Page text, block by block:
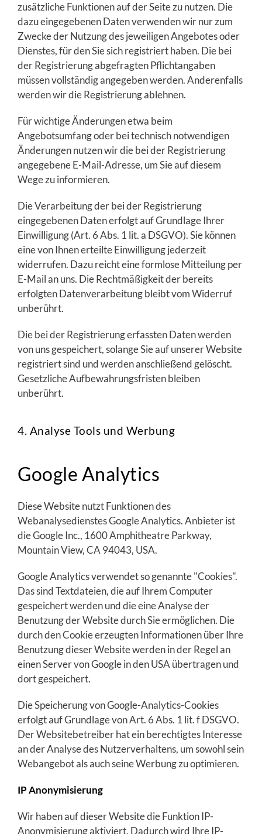
zusätzliche Funktionen auf der Seite zu nutzen. Die
dazu eingegebenen Daten verwenden wir nur zum
Zwecke der Nutzung des jeweiligen Angebotes oder
Dienstes, für den Sie sich registriert haben. Die bei
der Registrierung abgefragten Pflichtangaben
müssen vollständig angegeben werden. Anderenfalls
werden wir die Registrierung ablehnen.
Für wichtige Änderungen etwa beim
Angebotsumfang oder bei technisch notwendigen
Änderungen nutzen wir die bei der Registrierung
angegebene E-Mail-Adresse, um Sie auf diesem
Wege zu informieren.
Die Verarbeitung der bei der Registrierung
eingegebenen Daten erfolgt auf Grundlage Ihrer
Einwilligung (Art. 6 Abs. 1 lit. a DSGVO). Sie können
eine von Ihnen erteilte Einwilligung jederzeit
widerrufen. Dazu reicht eine formlose Mitteilung per
E-Mail an uns. Die Rechtmäßigkeit der bereits
erfolgten Datenverarbeitung bleibt vom Widerruf
unberührt.
Die bei der Registrierung erfassten Daten werden
von uns gespeichert, solange Sie auf unserer Website
registriert sind und werden anschließend gelöscht.
Gesetzliche Aufbewahrungsfristen bleiben
unberührt.
4. Analyse Tools und Werbung
Google Analytics
Diese Website nutzt Funktionen des
Webanalysedienstes Google Analytics. Anbieter ist
die Google Inc., 1600 Amphitheatre Parkway,
Mountain View, CA 94043, USA.
Google Analytics verwendet so genannte "Cookies".
Das sind Textdateien, die auf Ihrem Computer
gespeichert werden und die eine Analyse der
Benutzung der Website durch Sie ermöglichen. Die
durch den Cookie erzeugten Informationen über Ihre
Benutzung dieser Website werden in der Regel an
einen Server von Google in den USA übertragen und
dort gespeichert.
Die Speicherung von Google-Analytics-Cookies
erfolgt auf Grundlage von Art. 6 Abs. 1 lit. f DSGVO.
Der Websitebetreiber hat ein berechtigtes Interesse
an der Analyse des Nutzerverhaltens, um sowohl sein
Webangebot als auch seine Werbung zu optimieren.
IP Anonymisierung
Wir haben auf dieser Website die Funktion IP-
Anonymisierung aktiviert. Dadurch wird Ihre IP-